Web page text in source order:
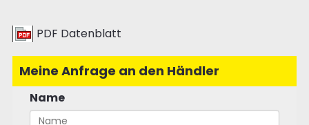
PDF Datenblatt
Meine Anfrage an den Händler
Name